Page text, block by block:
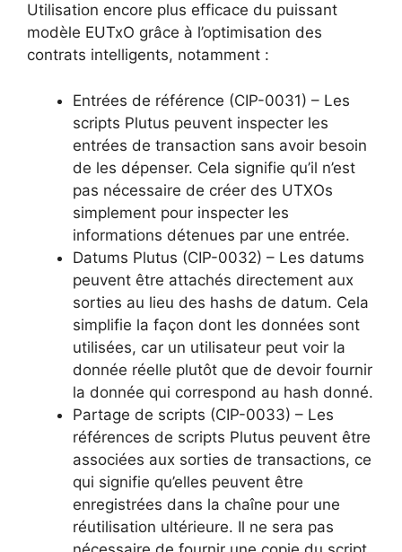
Utilisation encore plus efficace du puissant
modèle EUTxO grâce à l’optimisation des
contrats intelligents, notamment :
Entrées de référence (CIP-0031) – Les
scripts Plutus peuvent inspecter les
entrées de transaction sans avoir besoin
de les dépenser. Cela signifie qu’il n’est
pas nécessaire de créer des UTXOs
simplement pour inspecter les
informations détenues par une entrée.
Datums Plutus (CIP-0032) – Les datums
peuvent être attachés directement aux
sorties au lieu des hashs de datum. Cela
simplifie la façon dont les données sont
utilisées, car un utilisateur peut voir la
donnée réelle plutôt que de devoir fournir
la donnée qui correspond au hash donné.
Partage de scripts (CIP-0033) – Les
références de scripts Plutus peuvent être
associées aux sorties de transactions, ce
qui signifie qu’elles peuvent être
enregistrées dans la chaîne pour une
réutilisation ultérieure. Il ne sera pas